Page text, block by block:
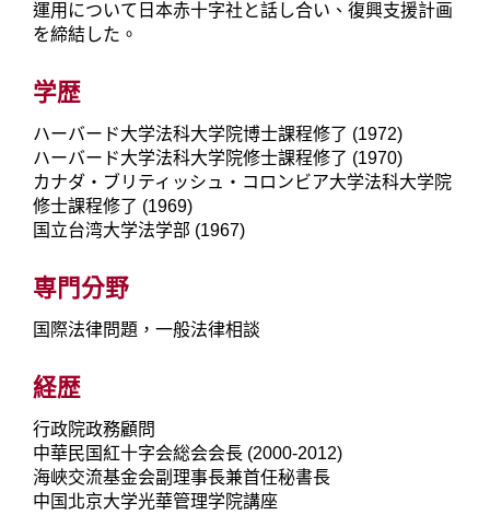
運用について日本赤十字社と話し合い、復興支援計画
を締結した。
学歴
ハーバード大学法科大学院博士課程修了 (1972)
ハーバード大学法科大学院修士課程修了 (1970)
カナダ・ブリティッシュ・コロンビア大学法科大学院
修士課程修了 (1969)
国立台湾大学法学部 (1967)
専門分野
国際法律問題，一般法律相談
経歴
行政院政務顧問
中華民国紅十字会総会会長 (2000-2012)
海峽交流基金会副理事長兼首任秘書長
中国北京大学光華管理学院講座